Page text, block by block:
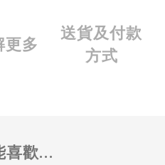
更多
送貨及付款
方式
喜歡...